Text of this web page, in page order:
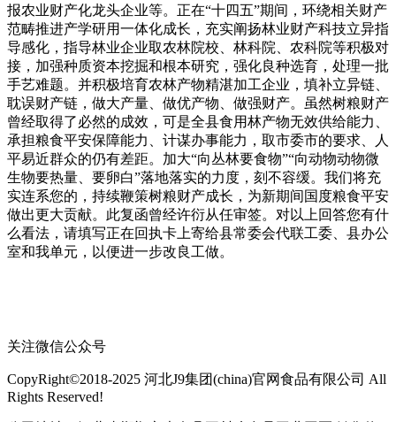
报农业财产化龙头企业等。正在“十四五”期间，环绕相关财产
范畴推进产学研用一体化成长，充实阐扬林业财产科技立异指
导感化，指导林业企业取农林院校、林科院、农科院等积极对
接，加强种质资本挖掘和根本研究，强化良种选育，处理一批
手艺难题。并积极培育农林产物精湛加工企业，填补立异链、
耽误财产链，做大产量、做优产物、做强财产。虽然树粮财产
曾经取得了必然的成效，可是全县食用林产物无效供给能力、
承担粮食平安保障能力、计谋办事能力，取市委市的要求、人
平易近群众的仍有差距。加大“向丛林要食物”“向动物动物微
生物要热量、要卵白”落地落实的力度，刻不容缓。我们将充
实连系您的，持续鞭策树粮财产成长，为新期间国度粮食平安
做出更大贡献。此复函曾经许衍从任审签。对以上回答您有什
么看法，请填写正在回执卡上寄给县常委会代联工委、县办公
室和我单元，以便进一步改良工做。
关注微信公众号
CopyRight©2018-2025 河北J9集团(china)官网食品有限公司 All
Rights Reserved!